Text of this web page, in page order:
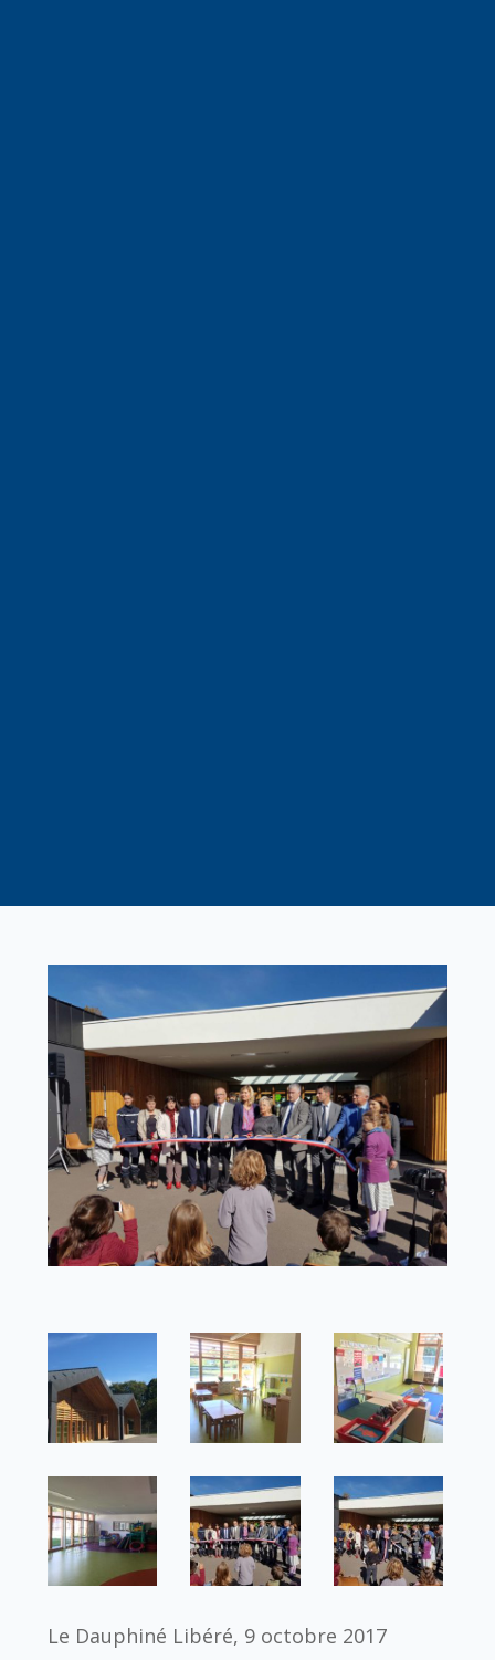
Le Dauphiné Libéré, 9 octobre 2017